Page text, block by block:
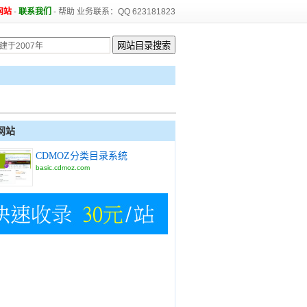
站 - 联系我们 - 帮助 业务联系：QQ 623181823
站
CDMOZ分类目录系统
basic.cdmoz.com